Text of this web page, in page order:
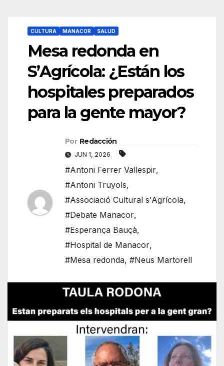
CULTURA MANACOR SALUD
Mesa redonda en
S’Agrícola: ¿Están los
hospitales preparados
para la gente mayor?
Por Redacción
JUN 1, 2026
#Antoni Ferrer Vallespir,
#Antoni Truyols,
#Associació Cultural s'Agrícola,
#Debate Manacor,
#Esperança Bauçà,
#Hospital de Manacor,
#Mesa redonda, #Neus Martorell